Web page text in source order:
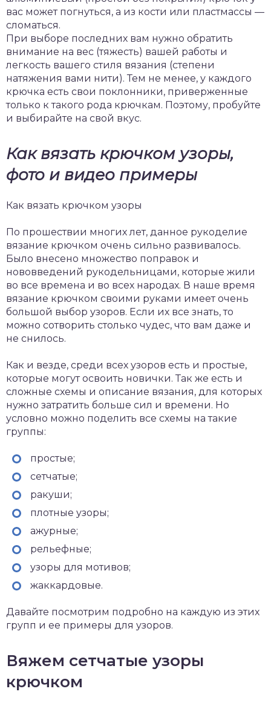
вас может погнуться, а из кости или пластмассы —
сломаться.
При выборе последних вам нужно обратить
внимание на вес (тяжесть) вашей работы и
легкость вашего стиля вязания (степени
натяжения вами нити). Тем не менее, у каждого
крючка есть свои поклонники, приверженные
только к такого рода крючкам. Поэтому, пробуйте
и выбирайте на свой вкус.
Как вязать крючком узоры,
фото и видео примеры
Как вязать крючком узоры
По прошествии многих лет, данное рукоделие
вязание крючком очень сильно развивалось.
Было внесено множество поправок и
нововведений рукодельницами, которые жили
во все времена и во всех народах. В наше время
вязание крючком своими руками имеет очень
большой выбор узоров. Если их все знать, то
можно сотворить столько чудес, что вам даже и
не снилось.
Как и везде, среди всех узоров есть и простые,
которые могут освоить новички. Так же есть и
сложные схемы и описание вязания, для которых
нужно затратить больше сил и времени. Но
условно можно поделить все схемы на такие
группы:
простые;
сетчатые;
ракуши;
плотные узоры;
ажурные;
рельефные;
узоры для мотивов;
жаккардовые.
Давайте посмотрим подробно на каждую из этих
групп и ее примеры для узоров.
Вяжем сетчатые узоры
крючком